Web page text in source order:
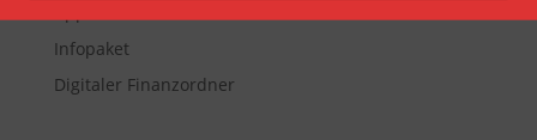
Infopaket
Digitaler Finanzordner